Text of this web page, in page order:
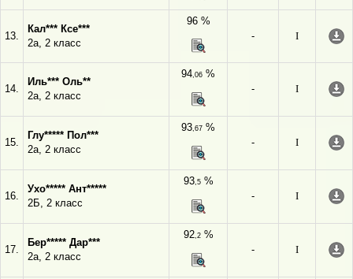
13.
Кал*** Ксе***
2а, 2 класс
96 %
-
I
14.
Иль*** Оль**
2а, 2 класс
94,06 %
-
I
15.
Глу***** Пол***
2а, 2 класс
93,67 %
-
I
16.
Ухо***** Ант*****
2Б, 2 класс
93,5%
-
I
17.
Бер***** Дар***
2а, 2 класс
92,2%
-
I